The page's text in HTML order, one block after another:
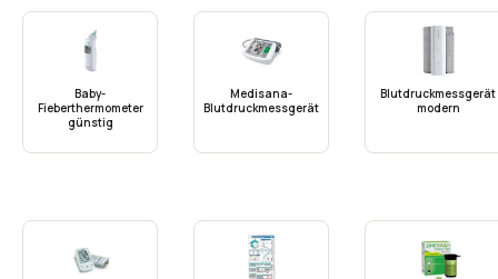
Baby-
Fieberthermometer
günstig
Medisana-
Blutdruckmessgerät
Blutdruckmessgerät
modern